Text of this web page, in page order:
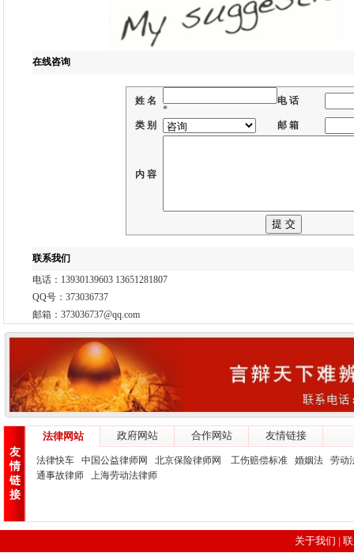
在线咨询
姓 名
*
电 话
类 别 邮 箱
内 容
联系我们
电话：13930139603 13651281807
QQ号：373036737
邮箱：373036737@qq.com
友
情
链
接
法律网站 政府网站 合作网站 友情链接
法律快车 中国公益律师网 北京保险律师网 工伤赔偿标准 婚姻法
劳动
通事故律师
上海劳动法律师
关于我们 |